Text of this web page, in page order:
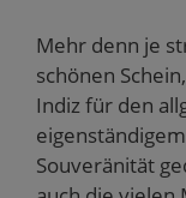
Mehr denn je
schönen
Indiz für den
Souveränität